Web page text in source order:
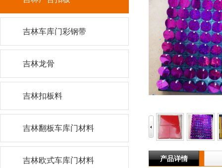
产品详情
吉林车库门彩钢带
吉林龙骨
吉林扣板料
吉林翻板车库门材料
吉林欧式车库门材料